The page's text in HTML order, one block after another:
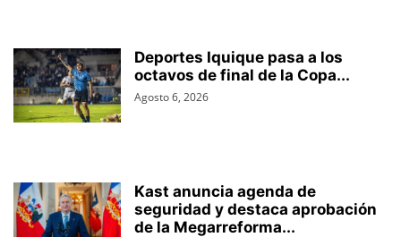
Deportes Iquique pasa a los
octavos de final de la Copa...
Agosto 6, 2026
Kast anuncia agenda de
seguridad y destaca aprobación
de la Megarreforma...